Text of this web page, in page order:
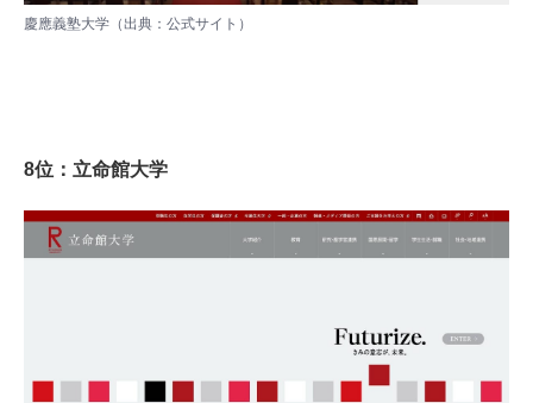
慶應義塾大学（出典： 公式サイト ）
8位：立命館大学